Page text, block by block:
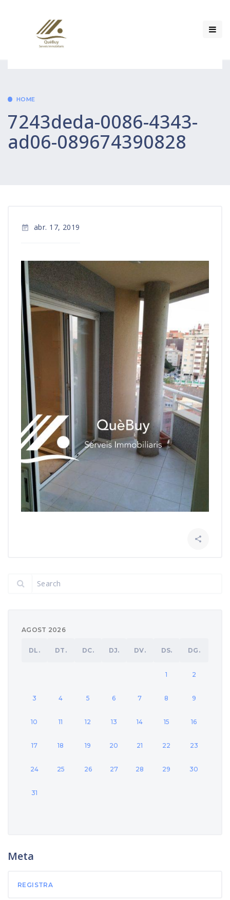
HOME
7243deda-0086-4343-
ad06-089674390828
 abr. 17, 2019

AGOST 2026
DL. DT. DC. DJ. DV. DS. DG.
1 2
3 4 5 6 7 8 9
10 11 12 13 14 15 16
17 18 19 20 21 22 23
24 25 26 27 28 29 30
31
Meta
REGISTRA